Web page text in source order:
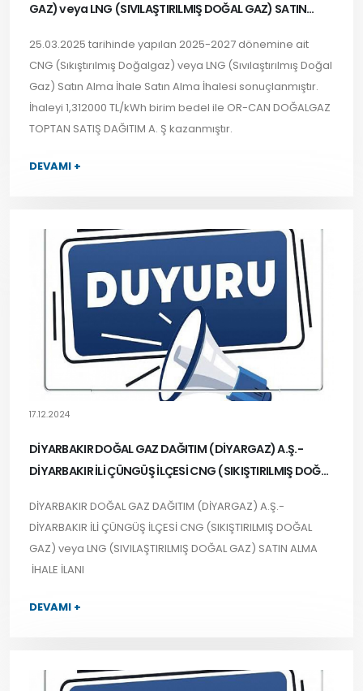
GAZ) veya LNG (SIVILAŞTIRILMIŞ DOĞAL GAZ) SATIN
25.03.2025 tarihinde yapılan 2025-2027 dönemine ait
CNG (Sıkıştırılmış Doğalgaz) veya LNG (Sıvılaştırılmış Doğal
Gaz) Satın Alma İhale Satın Alma İhalesi sonuçlanmıştır.
İhaleyi 1,312000 TL/kWh birim bedel ile OR-CAN DOĞALGAZ
TOPTAN SATIŞ DAĞITIM A. Ş kazanmıştır.
DEVAMI +
17.12.2024
DİYARBAKIR DOĞAL GAZ DAĞITIM (DİYARGAZ) A.Ş.-
DİYARBAKIR İLİ ÇÜNGÜŞ İLÇESİ CNG (SIKIŞTIRILMIŞ DOĞAL
ALMA İHALE İLANI
DİYARBAKIR DOĞAL GAZ DAĞITIM (DİYARGAZ) A.Ş.-
DİYARBAKIR İLİ ÇÜNGÜŞ İLÇESİ CNG (SIKIŞTIRILMIŞ DOĞAL
GAZ) veya LNG (SIVILAŞTIRILMIŞ DOĞAL GAZ) SATIN ALMA
İHALE İLANI
DEVAMI +